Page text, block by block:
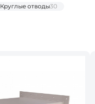
Круглые отводы30